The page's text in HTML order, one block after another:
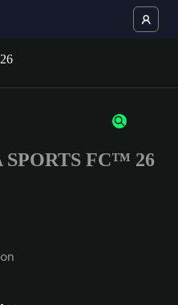
3 caratteri o numeri.
SPORTS FC™ 26